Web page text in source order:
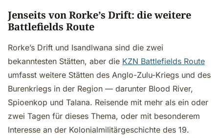
Jenseits von Rorke’s Drift: die weitere
Battlefields Route
Rorke’s Drift und Isandlwana sind die zwei
bekanntesten Stätten, aber die KZN Battlefields Route
umfasst weitere Stätten des Anglo-Zulu-Kriegs und des
Burenkriegs in der Region — darunter Blood River,
Spioenkop und Talana. Reisende mit mehr als ein oder
zwei Tagen für dieses Thema, oder mit besonderem
Interesse an der Kolonialmilitärgeschichte des 19.